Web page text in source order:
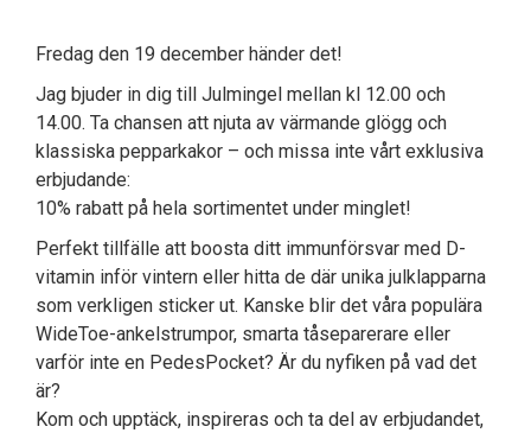
Fredag den 19 december händer det!
Jag bjuder in dig till Julmingel mellan kl 12.00 och
14.00. Ta chansen att njuta av värmande glögg och
klassiska pepparkakor – och missa inte vårt exklusiva
erbjudande:
10% rabatt på hela sortimentet under minglet!
Perfekt tillfälle att boosta ditt immunförsvar med D-
vitamin inför vintern eller hitta de där unika julklapparna
som verkligen sticker ut. Kanske blir det våra populära
WideToe-ankelstrumpor, smarta tåseparerare eller
varför inte en PedesPocket? Är du nyfiken på vad det
är?
Kom och upptäck, inspireras och ta del av erbjudandet,